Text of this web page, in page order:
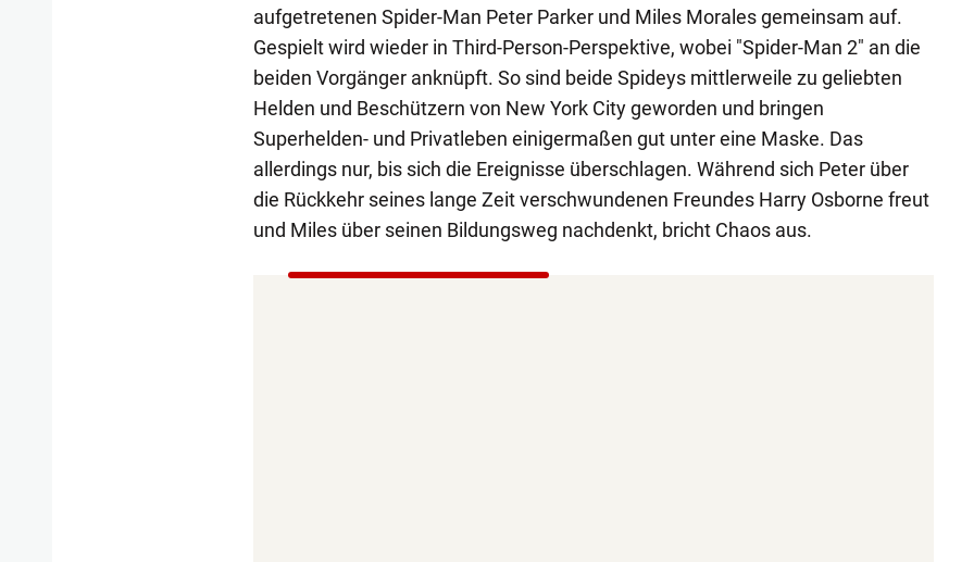
aufgetretenen Spider-Man Peter Parker und Miles Morales gemeinsam auf.
Gespielt wird wieder in Third-Person-Perspektive, wobei "Spider-Man 2" an die
beiden Vorgänger anknüpft. So sind beide Spideys mittlerweile zu geliebten
Helden und Beschützern von New York City geworden und bringen
Superhelden- und Privatleben einigermaßen gut unter eine Maske. Das
allerdings nur, bis sich die Ereignisse überschlagen. Während sich Peter über
die Rückkehr seines lange Zeit verschwundenen Freundes Harry Osborne freut
und Miles über seinen Bildungsweg nachdenkt, bricht Chaos aus.